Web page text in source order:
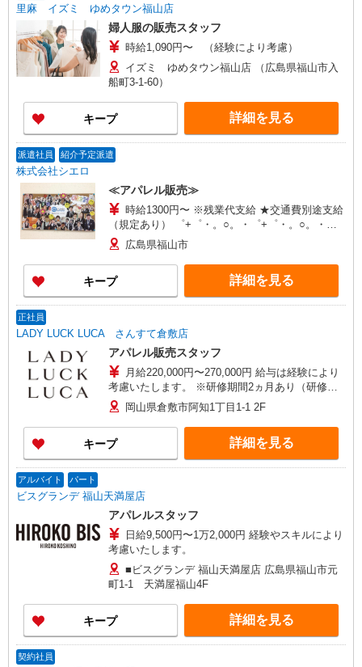
里麻 イズミ ゆめタウン福山店
婦人服の販売スタッフ
時給1,090円〜 （経験により考慮）
イズミ ゆめタウン福山店 （広島県福山市入
船町3-1-60）
キープ 詳細を見る
派遣社員 紹介予定派遣
株式会社シエロ
≪アパレル販売≫
時給1300円〜 ※残業代支給 ★交通費別途支給
（規定あり） ゜+゜・。○。・゜+゜・。○。・゜
+゜ 入社祝い金10万円支給(規定有) お友達を紹介
頂くと, インセンティブ支給(規定有) ★月2回払
い・週払い可能（規程有）★ ゜・。○。・゜
+゜・。○。・゜+゜
広島県福山市
キープ 詳細を見る
正社員
LADY LUCK LUCA さんすて倉敷店
アパレル販売スタッフ
月給220,000円〜270,000円 給与は経験により
考慮いたします。 ※研修期間2ヵ月あり（研修期
間は時給1,200円） 交通費は嬉しい全額支給 ※一
部規定あり
岡山県倉敷市阿知1丁目1-1 2F
キープ 詳細を見る
アルバイト パート
ビスグランデ 福山天満屋店
アパレルスタッフ
日給9,500円〜1万2,000円 経験やスキルにより
考慮いたします。
■ビスグランデ 福山天満屋店 広島県福山市元
町1-1 天満屋福山4F
キープ 詳細を見る
契約社員